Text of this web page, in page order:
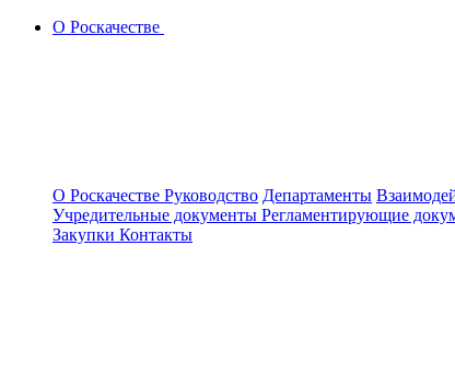
О Роскачестве
О Роскачестве Руководство Департаменты
Учредительные документы Регламентирующие
Закупки Контакты